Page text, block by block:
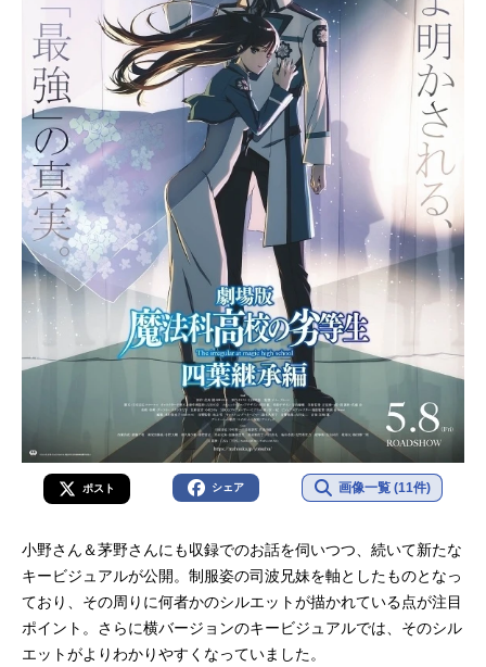
ポスト シェア 画像一覧 (11件)
小野さん＆茅野さんにも収録でのお話を伺いつつ、続いて新たな
キービジュアルが公開。制服姿の司波兄妹を軸としたものとなっ
ており、その周りに何者かのシルエットが描かれている点が注目
ポイント。さらに横バージョンのキービジュアルでは、そのシル
エットがよりわかりやすくなっていました。